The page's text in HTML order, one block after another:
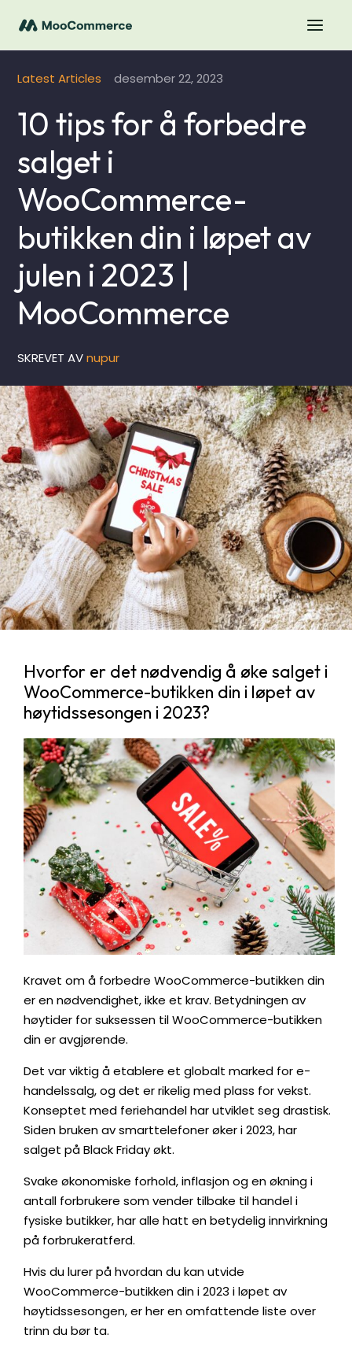
Latest Articles desember 22, 2023
10 tips for å forbedre
salget i
WooCommerce-
butikken din i løpet av
julen i 2023 |
MooCommerce
SKREVET AVnupur
Hvorfor er det nødvendig å øke salget i
WooCommerce-butikken din i løpet av
høytidssesongen i 2023?
Kravet om å forbedre WooCommerce-butikken din
er en nødvendighet, ikke et krav. Betydningen av
høytider for suksessen til WooCommerce-butikken
din er avgjørende.
Det var viktig å etablere et globalt marked for e-
handelssalg, og det er rikelig med plass for vekst.
Konseptet med feriehandel har utviklet seg drastisk.
Siden bruken av smarttelefoner øker i 2023, har
salget på Black Friday økt.
Svake økonomiske forhold, inflasjon og en økning i
antall forbrukere som vender tilbake til handel i
fysiske butikker, har alle hatt en betydelig innvirkning
på forbrukeratferd.
Hvis du lurer på hvordan du kan utvide
WooCommerce-butikken din i 2023 i løpet av
høytidssesongen, er her en omfattende liste over
trinn du bør ta.